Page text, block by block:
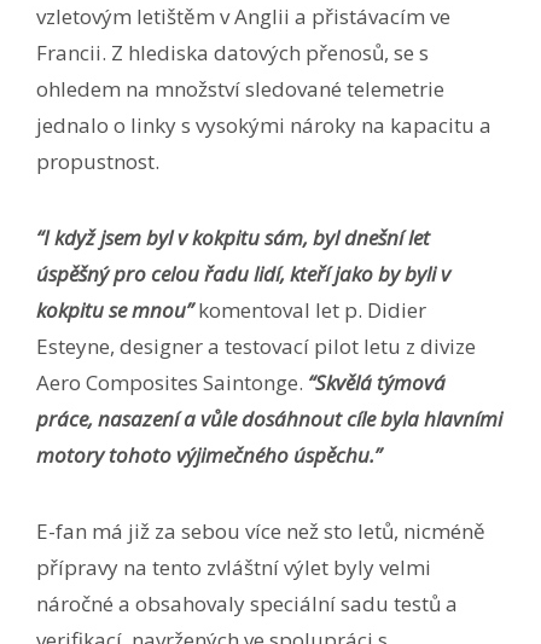
vzletovým letištěm v Anglii a přistávacím ve
Francii. Z hlediska datových přenosů, se s
ohledem na množství sledované telemetrie
jednalo o linky s vysokými nároky na kapacitu a
propustnost.
“I když jsem byl v kokpitu sám, byl dnešní let
úspěšný pro celou řadu lidí, kteří jako by byli v
kokpitu se mnou”komentoval let p. Didier
Esteyne, designer a testovací pilot letu z divize
Aero Composites Saintonge. “Skvělá týmová
práce, nasazení a vůle dosáhnout cíle byla hlavními
motory tohoto výjimečného úspěchu.”
E-fan má již za sebou více než sto letů, nicméně
přípravy na tento zvláštní výlet byly velmi
náročné a obsahovaly speciální sadu testů a